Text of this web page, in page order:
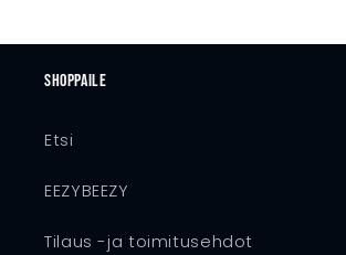
Shoppaile
Etsi
EEZYBEEZY
Tilaus -ja toimitusehdot